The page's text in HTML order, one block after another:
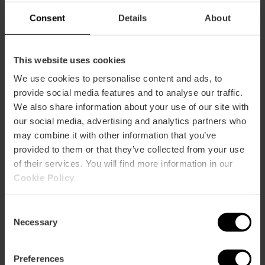
Consent Details About
This website uses cookies
We use cookies to personalise content and ads, to
provide social media features and to analyse our traffic.
We also share information about your use of our site with
our social media, advertising and analytics partners who
may combine it with other information that you’ve
provided to them or that they’ve collected from your use
of their services. You will find more information in our
Cookie Policy
Selection
Necessary
Preferences
Capacidad
50
Cómo llegar
Camino Del Magistre, 50 46120 Alboraya